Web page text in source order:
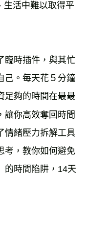
生活中難以取得平
臨時插件，與其忙
己。每天花５分鐘
足夠的時間在最最
讓你高效奪回時間
情緒壓力拆解工具
考，教你如何避免
的時間陷阱，14天